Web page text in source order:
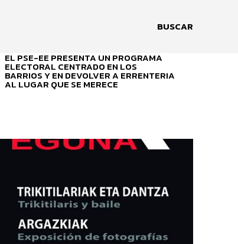
BUSCAR
EL PSE-EE PRESENTA UN PROGRAMA
ELECTORAL CENTRADO EN LOS
BARRIOS Y EN DEVOLVER A ERRENTERIA
AL LUGAR QUE SE MERECE